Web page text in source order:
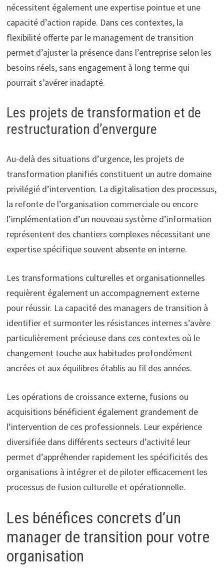
nécessitent également une expertise pointue et une
capacité d’action rapide. Dans ces contextes, la
flexibilité offerte par le management de transition
permet d’ajuster la présence dans l’entreprise selon les
besoins réels, sans engagement à long terme qui
pourrait s’avérer inadapté.
Les projets de transformation et de
restructuration d’envergure
Au-delà des situations d’urgence, les projets de
transformation planifiés constituent un autre domaine
privilégié d’intervention. La digitalisation des processus,
la refonte de l’organisation commerciale ou encore
l’implémentation d’un nouveau système d’information
représentent des chantiers complexes nécessitant une
expertise spécifique souvent absente en interne.
Les transformations culturelles et organisationnelles
requièrent également un accompagnement externe
pour réussir. La capacité des managers de transition à
identifier et surmonter les résistances internes s’avère
particulièrement précieuse dans ces contextes où le
changement touche aux habitudes profondément
ancrées et aux équilibres établis au fil des années.
Les opérations de croissance externe, fusions ou
acquisitions bénéficient également grandement de
l’intervention de ces professionnels. Leur expérience
diversifiée dans différents secteurs d’activité leur
permet d’appréhender rapidement les spécificités des
organisations à intégrer et de piloter efficacement les
processus de fusion culturelle et opérationnelle.
Les bénéfices concrets d’un
manager de transition pour votre
organisation